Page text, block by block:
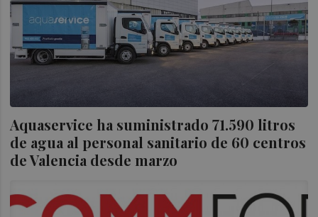
Aquaservice ha suministrado 71.590 litros
de agua al personal sanitario de 60 centros
de Valencia desde marzo